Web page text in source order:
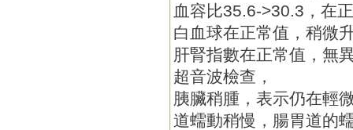
血容比35.6->30.3，在
白血球在正常值，稍微
肝腎指數在正常值，無
超音波檢查，
胰臟稍腫，表示仍在輕
道蠕動稍慢，腸胃道的